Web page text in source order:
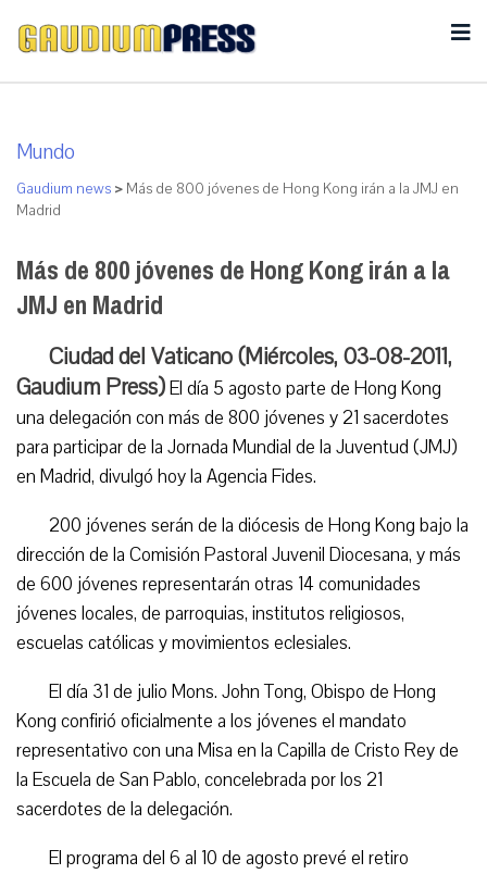
Mundo
Gaudium news > Más de 800 jóvenes de Hong Kong irán a la JMJ en
Madrid
Más de 800 jóvenes de Hong Kong irán a la
JMJ en Madrid
Ciudad del Vaticano (Miércoles, 03-08-2011,
Gaudium Press)El día 5 agosto parte de Hong Kong
una delegación con más de 800 jóvenes y 21 sacerdotes
para participar de la Jornada Mundial de la Juventud (JMJ)
en Madrid, divulgó hoy la Agencia Fides.
200 jóvenes serán de la diócesis de Hong Kong bajo la
dirección de la Comisión Pastoral Juvenil Diocesana, y más
de 600 jóvenes representarán otras 14 comunidades
jóvenes locales, de parroquias, institutos religiosos,
escuelas católicas y movimientos eclesiales.
El día 31 de julio Mons. John Tong, Obispo de Hong
Kong confirió oficialmente a los jóvenes el mandato
representativo con una Misa en la Capilla de Cristo Rey de
la Escuela de San Pablo, concelebrada por los 21
sacerdotes de la delegación.
El programa del 6 al 10 de agosto prevé el retiro